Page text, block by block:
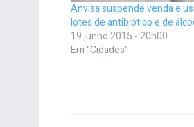
Anvisa suspende venda e
lotes de antibiótico e de
19 junho 2015 - 20h00
Em "Cidades"